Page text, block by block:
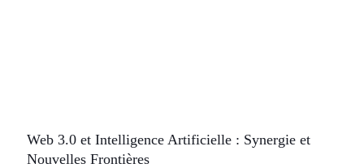
Web 3.0 et Intelligence Artificielle : Synergie et
Nouvelles Frontières